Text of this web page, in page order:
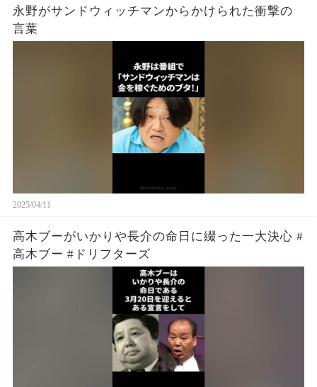
永野がサンドウィッチマンからかけられた衝撃の
言葉
2025/04/11
高木ブーがいかりや長介の命日に綴った一大決心 #
高木ブー #ドリフターズ